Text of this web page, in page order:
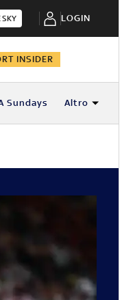
SKY LOGIN
INSIDER
Sundays Altro